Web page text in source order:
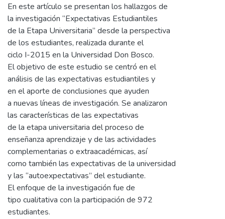
En este artículo se presentan los hallazgos de
la investigación “Expectativas Estudiantiles
de la Etapa Universitaria” desde la perspectiva
de los estudiantes, realizada durante el
ciclo I-2015 en la Universidad Don Bosco.
El objetivo de este estudio se centró en el
análisis de las expectativas estudiantiles y
en el aporte de conclusiones que ayuden
a nuevas líneas de investigación. Se analizaron
las características de las expectativas
de la etapa universitaria del proceso de
enseñanza aprendizaje y de las actividades
complementarias o extraacadémicas, así
como también las expectativas de la universidad
y las “autoexpectativas” del estudiante.
El enfoque de la investigación fue de
tipo cualitativa con la participación de 972
estudiantes.